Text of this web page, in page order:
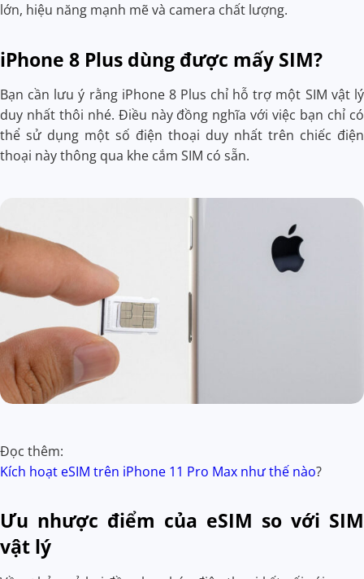
lớn, hiệu năng mạnh mẽ và camera chất lượng.
iPhone 8 Plus dùng được mấy SIM?
Bạn cần lưu ý rằng iPhone 8 Plus chỉ hỗ trợ một SIM vật lý
duy nhất thôi nhé. Điều này đồng nghĩa với việc bạn chỉ có
thể sử dụng một số điện thoại duy nhất trên chiếc điện
thoại này thông qua khe cắm SIM có sẵn.
Đọc thêm:
Kích hoạt eSIM trên iPhone 11 Pro Max như thế nào?
Ưu nhược điểm của eSIM so với SIM
vật lý